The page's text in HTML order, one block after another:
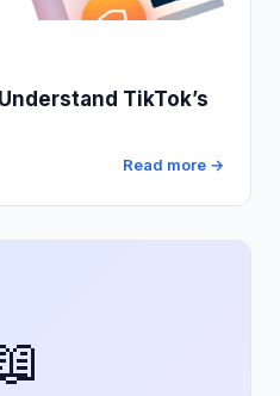
TikTok’s
Read more →